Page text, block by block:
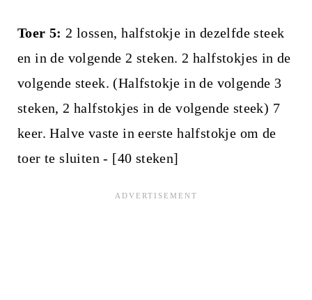
Toer 5:2 lossen, halfstokje in dezelfde steek
en in de volgende 2 steken. 2 halfstokjes in de
volgende steek. (Halfstokje in de volgende 3
steken, 2 halfstokjes in de volgende steek) 7
keer. Halve vaste in eerste halfstokje om de
toer te sluiten - [40 steken]